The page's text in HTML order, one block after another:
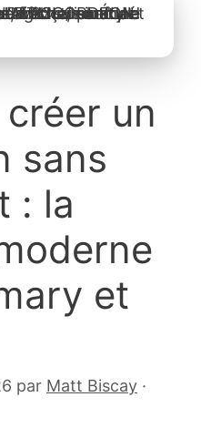
un
sans
: la
et
14
par Matt Biscay ·